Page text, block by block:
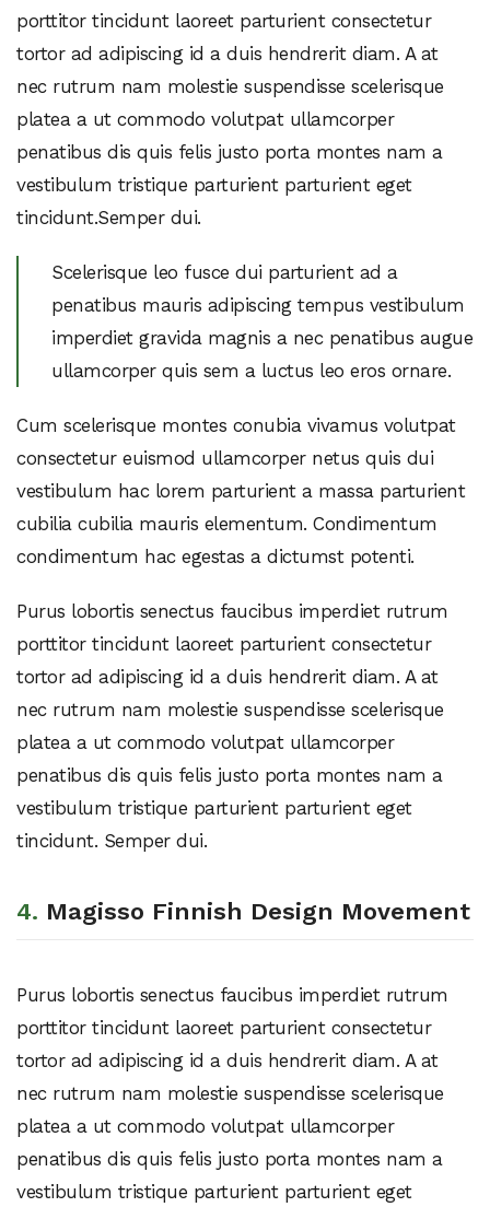
porttitor tincidunt laoreet parturient consectetur
tortor ad adipiscing id a duis hendrerit diam. A at
nec rutrum nam molestie suspendisse scelerisque
platea a ut commodo volutpat ullamcorper
penatibus dis quis felis justo porta montes nam a
vestibulum tristique parturient parturient eget
tincidunt.Semper dui.
Scelerisque leo fusce dui parturient ad a
penatibus mauris adipiscing tempus vestibulum
imperdiet gravida magnis a nec penatibus augue
ullamcorper quis sem a luctus leo eros ornare.
Cum scelerisque montes conubia vivamus volutpat
consectetur euismod ullamcorper netus quis dui
vestibulum hac lorem parturient a massa parturient
cubilia cubilia mauris elementum. Condimentum
condimentum hac egestas a dictumst potenti.
Purus lobortis senectus faucibus imperdiet rutrum
porttitor tincidunt laoreet parturient consectetur
tortor ad adipiscing id a duis hendrerit diam. A at
nec rutrum nam molestie suspendisse scelerisque
platea a ut commodo volutpat ullamcorper
penatibus dis quis felis justo porta montes nam a
vestibulum tristique parturient parturient eget
tincidunt. Semper dui.
4. Magisso Finnish Design Movement
Purus lobortis senectus faucibus imperdiet rutrum
porttitor tincidunt laoreet parturient consectetur
tortor ad adipiscing id a duis hendrerit diam. A at
nec rutrum nam molestie suspendisse scelerisque
platea a ut commodo volutpat ullamcorper
penatibus dis quis felis justo porta montes nam a
vestibulum tristique parturient parturient eget